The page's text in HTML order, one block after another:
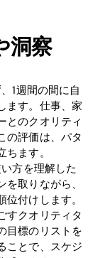
洞察
1週間の間に自
ます。仕事、家
とのクオリティ
の評価は、パタ
ます。
方を理解した
取りながら、
付けします。
すクオリティタ
目標のリストを
ことで、スケジ